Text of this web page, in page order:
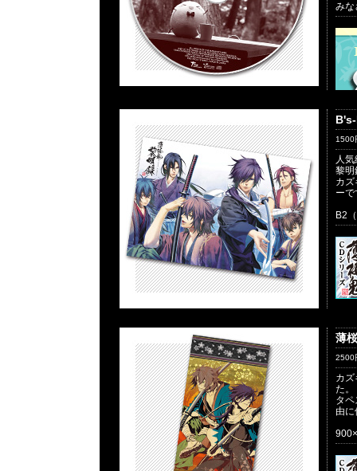
みな
1500
人
黎明
カ
ーで
B2
薄
2500
カ
た。
タ
由